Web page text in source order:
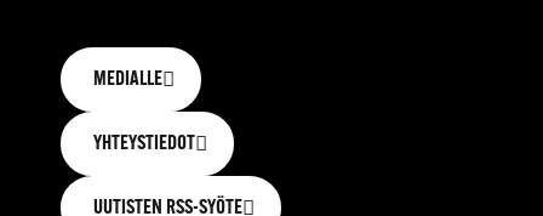
MEDIALLE
YHTEYSTIEDOT
UUTISTEN RSS-SYÖTE